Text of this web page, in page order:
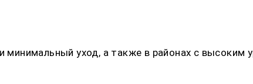
уход, а также в районах с высоким